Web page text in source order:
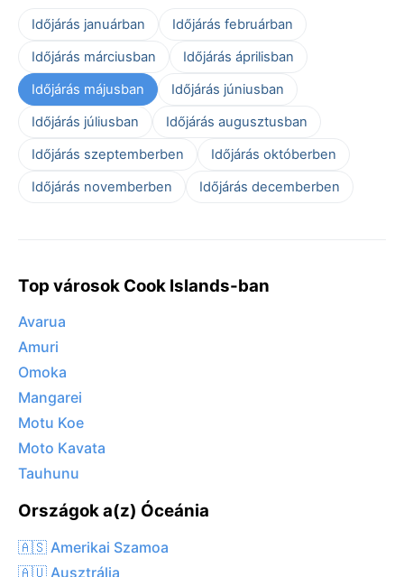
Időjárás januárban
Időjárás februárban
Időjárás márciusban
Időjárás áprilisban
Időjárás májusban
Időjárás júniusban
Időjárás júliusban
Időjárás augusztusban
Időjárás szeptemberben
Időjárás októberben
Időjárás novemberben
Időjárás decemberben
Top városok Cook Islands-ban
Avarua
Amuri
Omoka
Mangarei
Motu Koe
Moto Kavata
Tauhunu
Országok a(z) Óceánia
🇦🇸 Amerikai Szamoa
🇦🇺 Ausztrália